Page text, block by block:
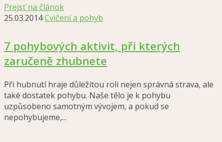
Prejsť na článok
25.03.2014Cvičení a pohyb
7 pohybových aktivit, při kterých
zaručeně zhubnete
Při hubnutí hraje důležitou roli nejen správná strava, ale
také dostatek pohybu. Naše tělo je k pohybu
uzpůsobeno samotným vývojem, a pokud se
nepohybujeme,...